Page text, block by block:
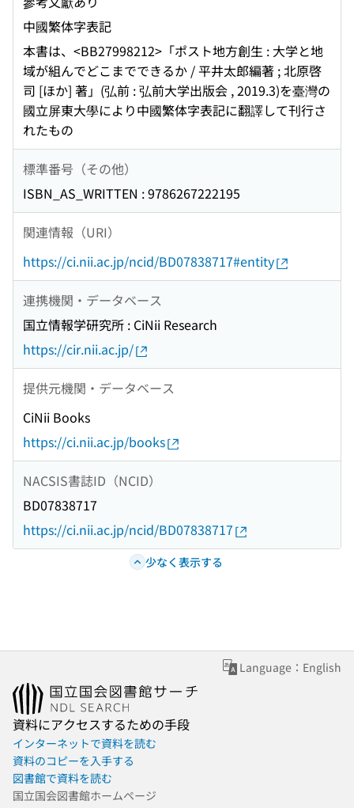
中國繁体字表記
本書は、<BB27998212>「ポスト地方創生 : 大学と地
域が組んでどこまでできるか / 平井太郎編著 ; 北原啓
司 [ほか] 著」(弘前 : 弘前大学出版会 , 2019.3)を臺灣の
國立屏東大學により中國繁体字表記に翻譯して刊行さ
れたもの
標準番号（その他）
ISBN_AS_WRITTEN : 9786267222195
関連情報（URI）
https://ci.nii.ac.jp/ncid/BD07838717#entity
連携機関・データベース
国立情報学研究所 : CiNii Research
https://cir.nii.ac.jp/
提供元機関・データベース
CiNii Books
https://ci.nii.ac.jp/books
NACSIS書誌ID（NCID）
BD07838717
https://ci.nii.ac.jp/ncid/BD07838717
少なく表示する
Language：English
資料にアクセスするための手段
インターネットで資料を読む
資料のコピーを入手する
図書館で資料を読む
国立国会図書館ホームページ